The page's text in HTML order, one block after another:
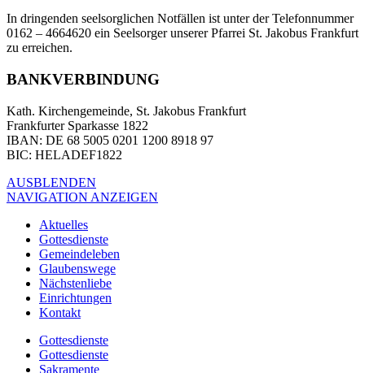
In dringenden seelsorglichen Notfällen ist unter der Telefonnummer
0162 – 4664620 ein Seelsorger unserer Pfarrei St. Jakobus Frankfurt
zu erreichen.
BANKVERBINDUNG
Kath. Kirchengemeinde, St. Jakobus Frankfurt
Frankfurter Sparkasse 1822
IBAN: DE 68 5005 0201 1200 8918 97
BIC: HELADEF1822
AUSBLENDEN
NAVIGATION ANZEIGEN
Aktuelles
Gottesdienste
Gemeindeleben
Glaubenswege
Nächstenliebe
Einrichtungen
Kontakt
Gottesdienste
Gottesdienste
Sakramente